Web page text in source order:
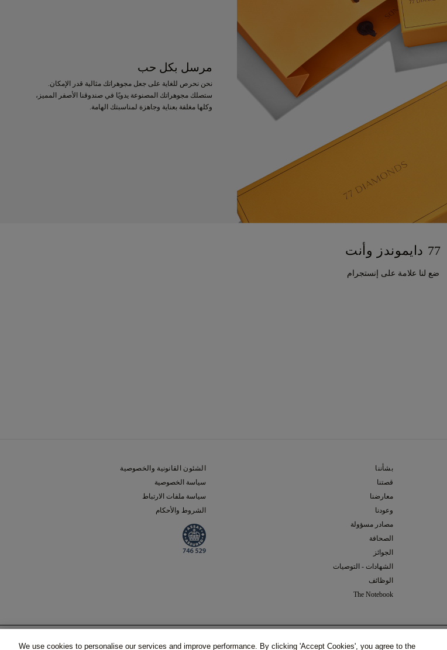
مرسل بكل حب
نحن نحرص للغاية على جعل مجوهراتك مثالية قدر الإمكان.
ستصلك مجوهراتك المصنوعة يدويًا في صندوقنا الأصفر المميز،
وكلها مغلفة بعناية وجاهزة لمناسبتك الهامة.
77 دايموندز وأنت
ضع لنا علامة على إنستجرام
بشأننا
قصتنا
معارضنا
وعودنا
مصادر مسؤولة
الصحافة
الجوائز
الشهادات - التوصيات
الوظائف
The Notebook
الشئون القانونية والخصوصية
سياسة الخصوصية
سياسة ملفات الارتباط
الشروط والأحكام
K, SI1
)
(لا يشمل ضريبة القيمة المضافة)
We use cookies to personalise our services and improve performance. By clicking 'Accept Cookies', you agree to the